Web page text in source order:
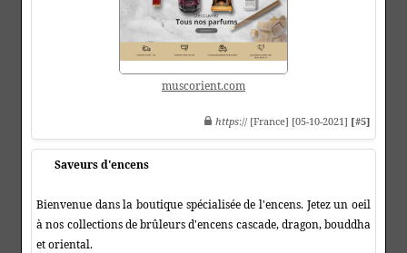
muscorient.com
https:// [France] [05-10-2021] [#5]
Saveurs d'encens
Bienvenue dans la boutique spécialisée de l'encens. Jetez un oeil
à nos collections de brûleurs d'encens cascade, dragon, bouddha
et oriental.